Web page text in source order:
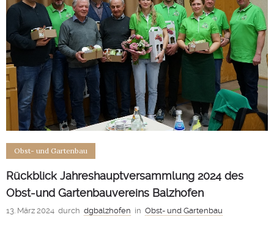
Obst- und Gartenbau
Rückblick Jahreshauptversammlung 2024 des
Obst-und Gartenbauvereins Balzhofen
13. März 2024 durch dgbalzhofen in Obst- und Gartenbau